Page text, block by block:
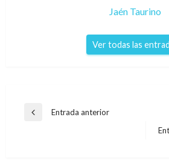
Jaén Taurino
Ver todas las
Navegación
Entrada
Entrada anterior